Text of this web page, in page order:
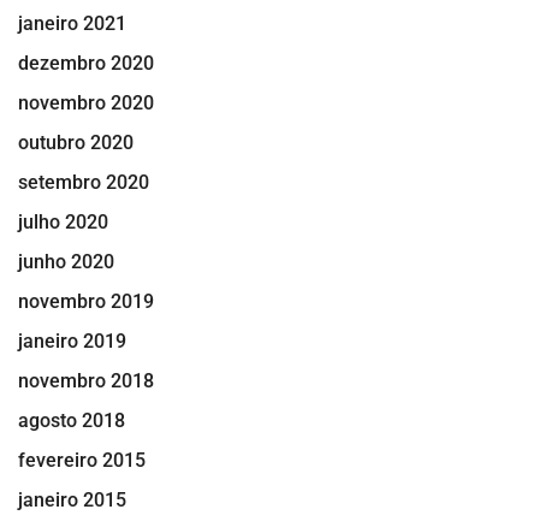
janeiro 2021
dezembro 2020
novembro 2020
outubro 2020
setembro 2020
julho 2020
junho 2020
novembro 2019
janeiro 2019
novembro 2018
agosto 2018
fevereiro 2015
janeiro 2015